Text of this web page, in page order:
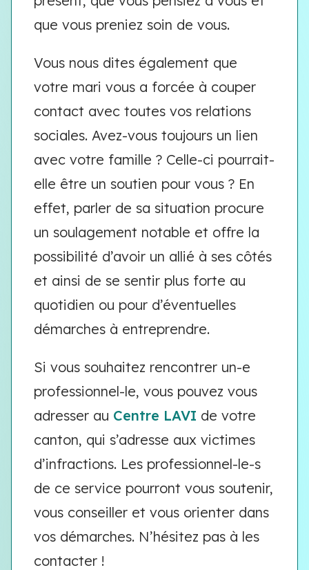
que vous preniez soin de vous.
Vous nous dites également que
votre mari vous a forcée à couper
contact avec toutes vos relations
sociales. Avez-vous toujours un lien
avec votre famille ? Celle-ci pourrait-
elle être un soutien pour vous ? En
effet, parler de sa situation procure
un soulagement notable et offre la
possibilité d’avoir un allié à ses côtés
et ainsi de se sentir plus forte au
quotidien ou pour d’éventuelles
démarches à entreprendre.
Si vous souhaitez rencontrer un-e
professionnel-le, vous pouvez vous
adresser au Centre LAVI de votre
canton, qui s’adresse aux victimes
d’infractions. Les professionnel-le-s
de ce service pourront vous soutenir,
vous conseiller et vous orienter dans
vos démarches. N’hésitez pas à les
contacter !